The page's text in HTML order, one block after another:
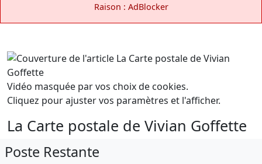
Raison : AdBlocker
Vidéo masquée par vos choix de cookies.
Cliquez pour ajuster vos paramètres et l'afficher.
La Carte postale de Vivian Goffette
Poste Restante